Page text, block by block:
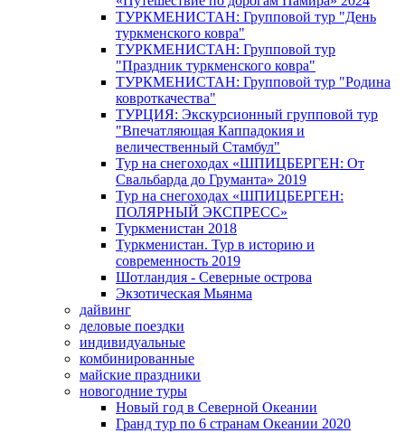
ТУРКМЕНИСТАН: Групповой тур "День
туркменского ковра"
ТУРКМЕНИСТАН: Групповой тур
"Праздник туркменского ковра"
ТУРКМЕНИСТАН: Групповой тур "Родина
ковроткачества"
ТУРЦИЯ: Экскурсионный групповой тур
"Впечатляющая Каппадокия и
величественный Стамбул"
Тур на снегоходах «ШПИЦБЕРГЕН: От
Свальбарда до Груманта» 2019
Тур на снегоходах «ШПИЦБЕРГЕН:
ПОЛЯРНЫЙ ЭКСПРЕСС»
Туркменистан 2018
Туркменистан. Тур в историю и
современность 2019
Шотландия - Северные острова
Экзотическая Мьянма
дайвинг
деловые поездки
индивидуальные
комбинированные
майские праздники
новогодние туры
Новый год в Северной Океании
Гранд тур по 6 странам Океании 2020